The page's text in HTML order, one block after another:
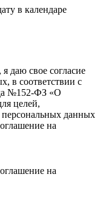
даю свое согласие
в соответствии с
№152-ФЗ «О
целей,
персональных данных
на
на